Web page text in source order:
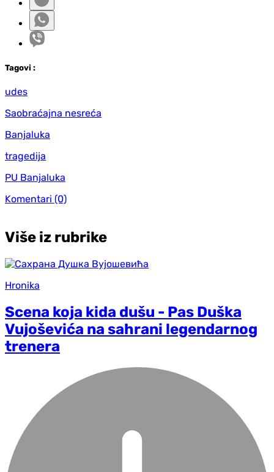
Tagovi :
udes
Saobraćajna nesreća
Banjaluka
tragedija
PU Banjaluka
Komentari (0)
Više iz rubrike
Hronika
Scena koja kida dušu - Pas Duška
Vujoševića na sahrani legendarnog
trenera